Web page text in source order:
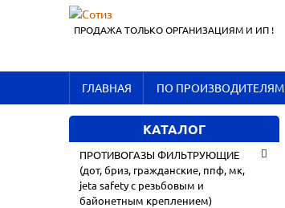
ПРОДАЖА ТОЛЬКО ОРГАНИЗАЦИЯМ И ИП !
ГЛАВНАЯ ПО ПРОИЗВОДИТЕЛЯМ
КАТАЛОГ
ПРОТИВОГАЗЫ ФИЛЬТРУЮЩИЕ
(дот, бриз, гражданские, ппф, мк,
jeta safety с резьбовым и
байонетным креплением)